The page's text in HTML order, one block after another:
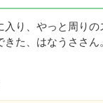
入り、やっと周り
きた、はなうささん